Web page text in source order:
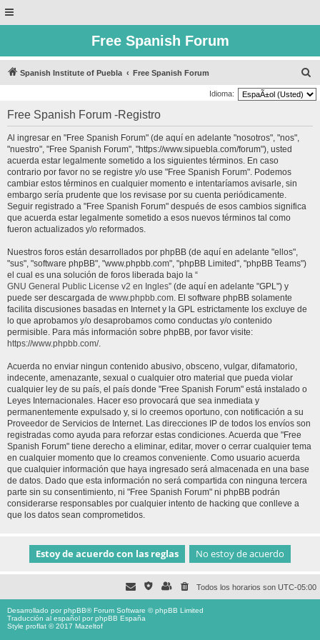
Free Spanish Forum
Spanish Institute of Puebla Free Spanish Forum
u
Idioma:
Free Spanish Forum -Registro
Al ingresar en "Free Spanish Forum" (de aquí en adelante "nosotros", "nos",
"nuestro", "Free Spanish Forum", "https://www.sipuebla.com/forum"), usted
acuerda estar legalmente sometido a los siguientes términos. En caso
contrario por favor no se registre y/o use "Free Spanish Forum". Podemos
cambiar estos términos en cualquier momento e intentaríamos avisarle, sin
embargo sería prudente que los revisase por su cuenta periódicamente.
Seguir registrado a "Free Spanish Forum" después de esos cambios significa
que acuerda estar legalmente sometido a esos nuevos términos tal como
fueron actualizados y/o reformados.
Nuestros foros están desarrollados por phpBB (de aquí en adelante "ellos",
"sus", "software phpBB", "www.phpbb.com", "phpBB Limited", "phpBB Teams")
el cual es una solución de foros liberada bajo la “
GNU General Public License v2 en Ingles” (de aquí en adelante "GPL") y
puede ser descargada de www.phpbb.com. El software phpBB solamente
facilita discusiones basadas en Internet y la GPL estrictamente los excluye de
lo que aprobamos y/o desaprobamos como conductas y/o contenido
permisible. Para más información sobre phpBB, por favor visite:
https://www.phpbb.com/.
Acuerda no enviar ningun contenido abusivo, obsceno, vulgar, difamatorio,
indecente, amenazante, sexual o cualquier otro material que pueda violar
cualquier ley de su país, el país donde "Free Spanish Forum" está instalado o
Leyes Internacionales. Hacer eso provocará que sea inmediata y
permanentemente expulsado y, si lo creemos oportuno, con notificación a su
Proveedor de Servicios de Internet. Las direcciones IP de todos los envíos son
registradas como ayuda para reforzar estas condiciones. Acuerda que "Free
Spanish Forum" tiene derecho a eliminar, editar, mover o cerrar cualquier tema
en cualquier momento que lo creamos conveniente. Como usuario acuerda
que cualquier información que haya ingresado será almacenada en una base
de datos. Dado que esta información no será compartida con ninguna tercera
parte sin su consentimiento, ni "Free Spanish Forum" ni phpBB podrán
considerarse responsables por cualquier intento de hacking que conlleve a
que los datos sean comprometidos.
Todos los horarios son UTC-05:00
Desarrollado porphpBB® Forum Software © phpBB Limited
Traducción al español porphpBB España
Style proflat © 2017 Mazeltof